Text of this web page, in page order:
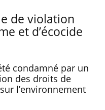
de violation
et d’écocide
condamné par un
des droits de
l’environnement